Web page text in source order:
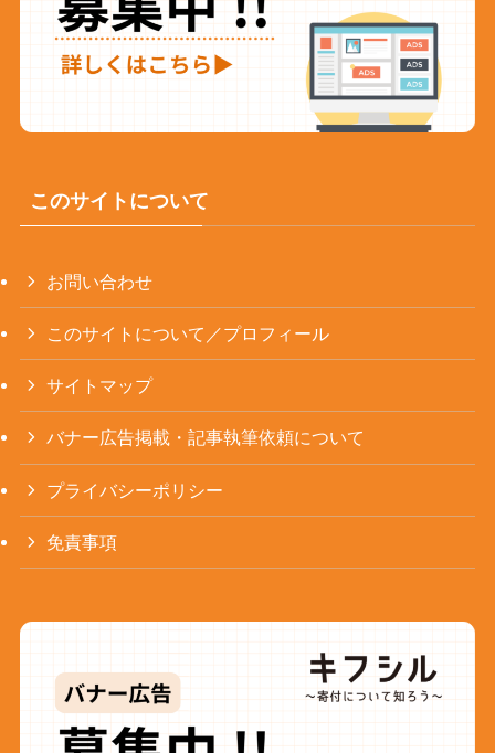
このサイトについて
お問い合わせ
このサイトについて／プロフィール
サイトマップ
バナー広告掲載・記事執筆依頼について
プライバシーポリシー
免責事項